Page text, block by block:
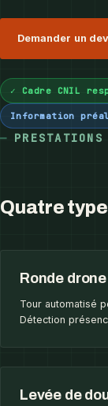
Demander un
✓ Cadre CNIL
Information
PRESTATIONS
Quatre
Ronde
Tour automatisé
Détection
Levée de